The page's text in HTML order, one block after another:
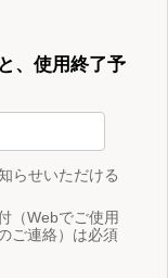
、使用終了予
らせいただける
（Webでご使用
ご連絡）は必須